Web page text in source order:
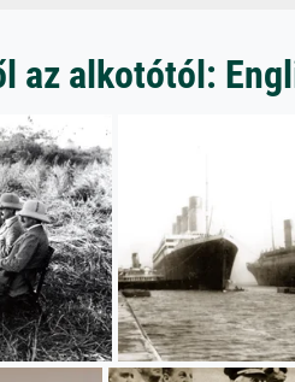
az alkotótól: